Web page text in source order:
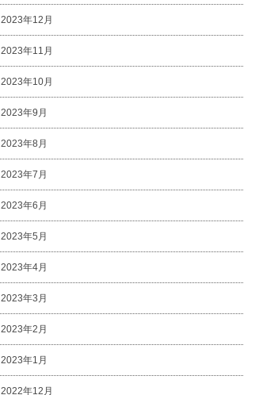
2023年12月
2023年11月
2023年10月
2023年9月
2023年8月
2023年7月
2023年6月
2023年5月
2023年4月
2023年3月
2023年2月
2023年1月
2022年12月